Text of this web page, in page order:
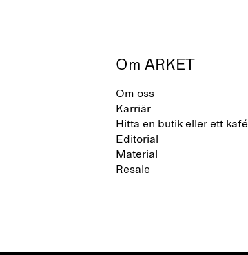
Om ARKET
Om oss
Karriär
Hitta en butik eller ett kafé
Editorial
Material
Resale